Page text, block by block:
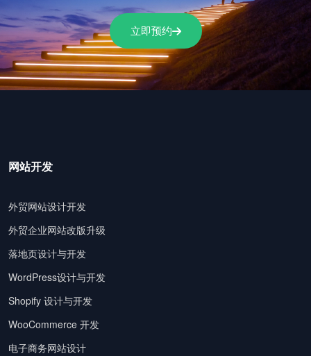
立即预约
网站开发
外贸网站设计开发
外贸企业网站改版升级
落地页设计与开发
WordPress设计与开发
Shopify 设计与开发
WooCommerce 开发
电子商务网站设计